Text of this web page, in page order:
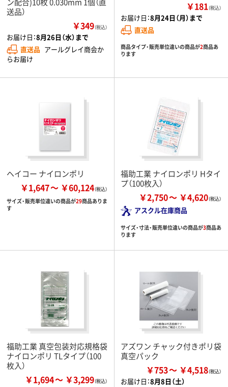
送品）
￥349（税込）
お届け日：8月26日（水）まで
直送品 アールグレイ商会か
らお届け
￥181（税込）
お届け日：8月24日（月）まで
直送品
商品タイプ・販売単位違いの商品が2商品あ
ります
ヘイコー ナイロンポリ
￥1,647 ￥60,124
サイズ・販売単位違いの商品が29商品ありま
す
福助工業 ナイロンポリ Hタイ
プ（100枚入）
￥2,750 ￥4,620
アスクル在庫商品
サイズ・寸法・販売単位違いの商品が3商品あ
ります
福助工業 真空包装対応規格袋
ナイロンポリ TLタイプ（100
枚入）
￥1,694 ￥3,299
アズワン チャック付きポリ袋
真空パック
￥753 ￥4,518
お届け日：8月8日（土）